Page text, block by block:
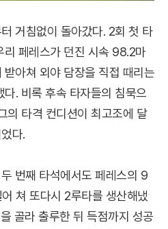
거침없이 돌아갔다. 2회 첫 타
리 페레스가 던진 시속 98.2마
아쳐 외야 담장을 직접 때리는
. 비록 후속 타자들의 침묵으
의 타격 컨디션이 최고조에 달
다.
번째 타석에서도 페레스의 9
쳐 또다시 2루타를 생산해냈
골라 출루한 뒤 득점까지 성공